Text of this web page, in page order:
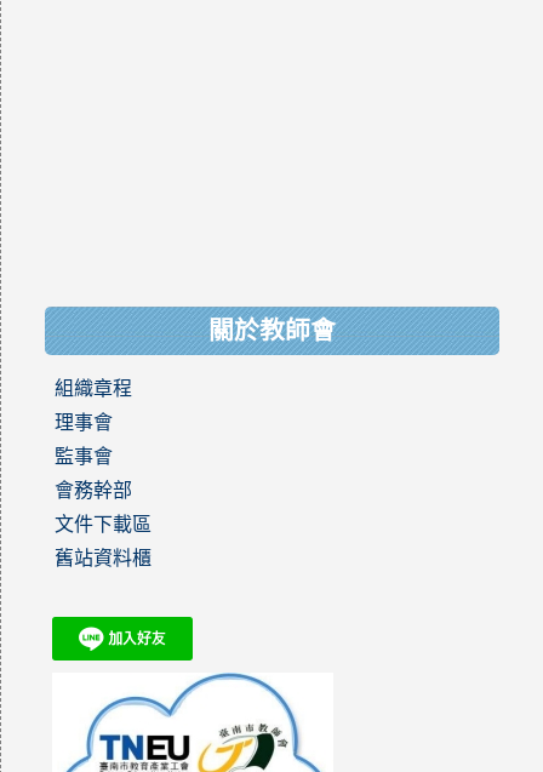
關於教師會
組織章程
理事會
監事會
會務幹部
文件下載區
舊站資料櫃